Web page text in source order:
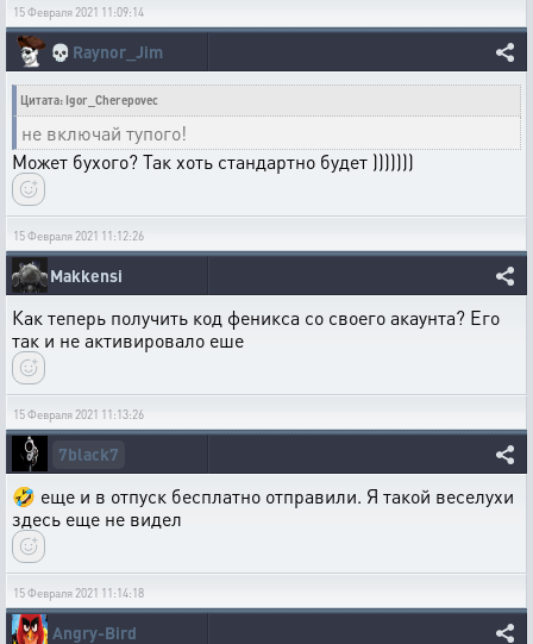
15 Февраля 2021 11:09:14
💀 Raynor_Jim
Цитата: Igor_Cherepovec
не включай тупого!
Может бухого? Так хоть стандартно будет )))))))
15 Февраля 2021 11:12:26
Makkensi
Как теперь получить код феникса со своего акаунта? Его
так и не активировало еше
15 Февраля 2021 11:13:26
7black7
🤣 еще и в отпуск бесплатно отправили. Я такой веселухи
здесь еще не видел
15 Февраля 2021 11:14:18
Angry-Bird